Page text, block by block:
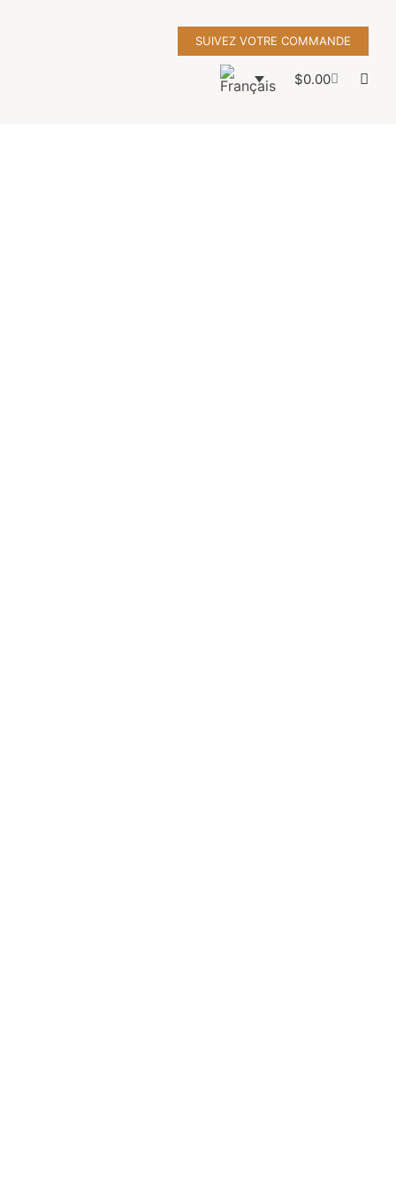
SUIVEZ VOTRE COMMANDE
$0.00